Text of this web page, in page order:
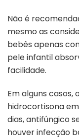
Não é
mesmo as
bebês apenas
pele infantil
facilidade.
Em alguns casos,
hidrocortisona
dias, antifúngico
houver infecção